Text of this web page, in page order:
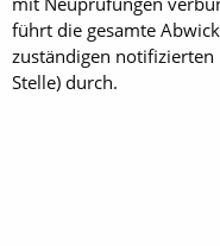
führt die gesamte
zuständigen
Stelle) durch.